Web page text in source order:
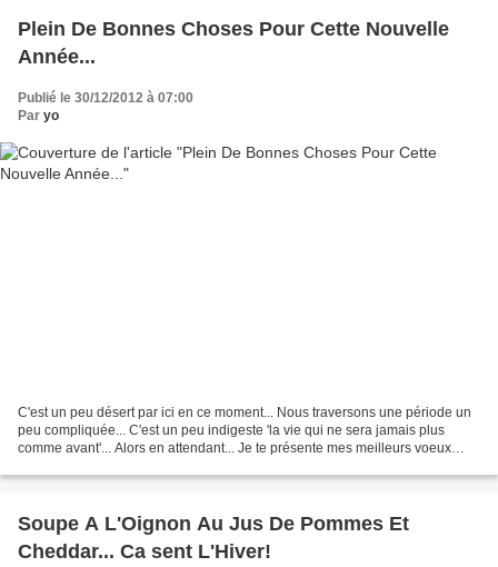
Plein De Bonnes Choses Pour Cette Nouvelle
Année...
Publié le 30/12/2012 à 07:00
Par yo
C'est un peu désert par ici en ce moment... Nous traversons une période un
peu compliquée... C'est un peu indigeste 'la vie qui ne sera jamais plus
comme avant'... Alors en attendant... Je te présente mes meilleurs voeux
Soupe A L'Oignon Au Jus De Pommes Et
Cheddar... Ca sent L'Hiver!